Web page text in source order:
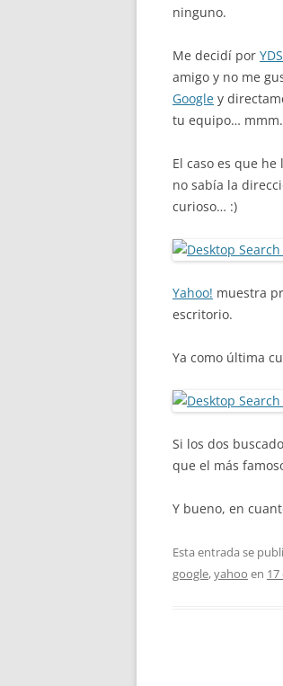
ninguno.
Me decidí por YDS
amigo y no me
Google y
tu equipo…
El caso es que
no sabía la
curioso… :)
Yahoo! muestra
escritorio.
Ya como última
Si los dos
que el más
Y bueno, en
Esta entrada se
google,yahoo en